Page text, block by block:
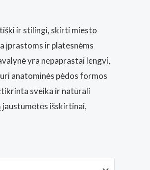
ir stilingi, skirti miesto
įprastoms ir platesnėms
yra nepaprastai lengvi,
anatominės pėdos formos
sveika ir natūrali
jaustumėtės išskirtinai,